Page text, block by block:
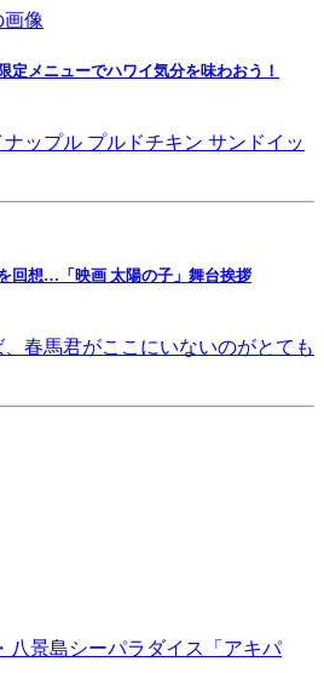
定メニューでハワイ気分を味わおう！
ップル プルドチキン サンドイッ
回想…「映画 太陽の子」舞台挨拶
春馬君がここにいないのがとても
八景島シーパラダイス「アキパ